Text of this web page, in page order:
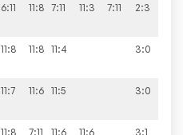
6:11 11:8 7:11 11:3 7:11 2:3
11:8 11:8 11:4 3:0
11:7 11:6 11:5 3:0
11:8 7:11 11:6 11:6 3:1